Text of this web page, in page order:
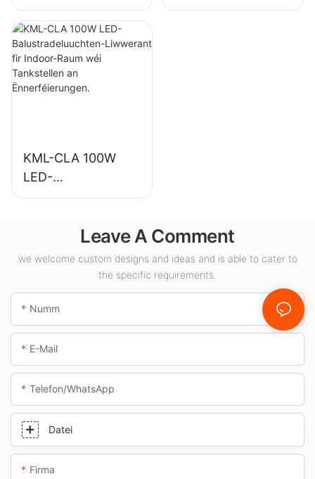
Héichbuchtluuchte
n-Liwwerant fir
Industrieanlagen,
Lagerhaiser an
aner
Héichbuchtluuchte
KML-CLA 100W
LED-
Balustradeluuchten
Indoor-Raum wéi
Tankstellen an
Ënnerféierungen.
Leave A Comment
we welcome custom designs and ideas and is able to cater to
the specific requirements.
Numm
E-Mail
Telefon/WhatsApp
Datei
Firma